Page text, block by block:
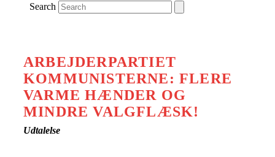
Search
ARBEJDERPARTIET
KOMMUNISTERNE: FLERE
VARME HÆNDER OG
MINDRE VALGFLÆSK!
Udtalelse